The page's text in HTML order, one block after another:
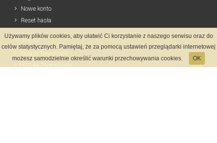
Nowe konto
Reset hasła
Informacje
Używamy plików cookies, aby ułatwić Ci korzystanie z naszego serwisu oraz do
celów statystycznych. Pamiętaj, że za pomocą ustawień przeglądarki internetowej
możesz samodzielnie określić warunki przechowywania cookies.
OK